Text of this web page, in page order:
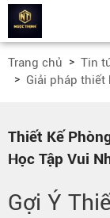
Trang chủ Tin
Giải pháp thiết
Thiết Kế
Học Tập Vui
Gợi Ý